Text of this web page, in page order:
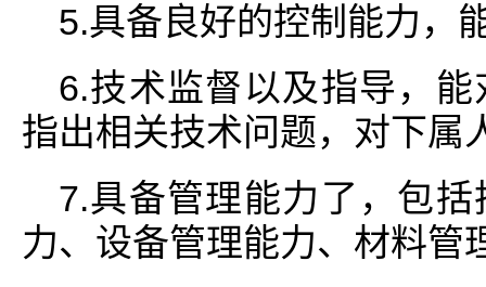
5.具备良好的控制能力，
6.技术监督以及指导，
指出相关技术问题，对下属
7.具备管理能力了，包
力、设备管理能力、材料管